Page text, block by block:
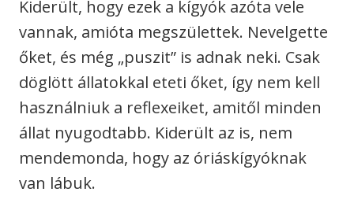
Kiderült, hogy ezek a kígyók azóta vele
vannak, amióta megszülettek. Nevelgette
őket, és még „puszit” is adnak neki. Csak
döglött állatokkal eteti őket, így nem kell
használniuk a reflexeiket, amitől minden
állat nyugodtabb. Kiderült az is, nem
mendemonda, hogy az óriáskígyóknak
van lábuk.